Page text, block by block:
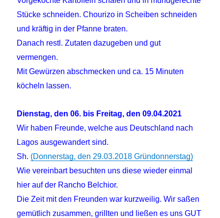
Stücke schneiden. Chourizo in Scheiben schneiden
und kräftig in der Pfanne braten.
Danach restl. Zutaten dazugeben und gut
vermengen.
Mit Gewürzen abschmecken und ca. 15 Minuten
köcheln lassen.
Dienstag, den 06. bis Freitag, den 09.04.2021
Wir haben Freunde, welche aus Deutschland nach
Lagos ausgewandert sind.
Sh. (Donnerstag, den 29.03.2018 Gründonnerstag)
Wie vereinbart besuchten uns diese wieder einmal
hier auf der Rancho Belchior.
Die Zeit mit den Freunden war kurzweilig. Wir saßen
gemütlich zusammen, grillten und ließen es uns GUT